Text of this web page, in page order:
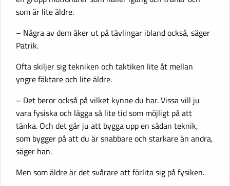
som är lite äldre.
– Några av dem åker ut på tävlingar ibland också, säger
Patrik.
Ofta skiljer sig tekniken och taktiken lite åt mellan
yngre fäktare och lite äldre.
– Det beror också på vilket kynne du har. Vissa vill ju
vara fysiska och lägga så lite tid som möjligt på att
tänka. Och det går ju att bygga upp en sådan teknik,
som bygger på att du är snabbare och starkare än andra,
säger han.
Men som äldre är det svårare att förlita sig på fysiken.